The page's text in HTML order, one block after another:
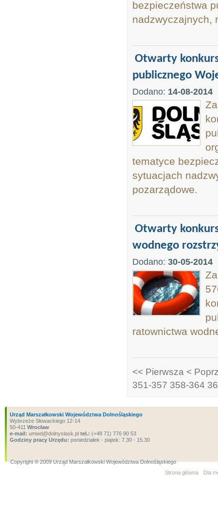
bezpieczeństwa
nadzwyczajnych,
Otwarty
publicznego
Dodano: 14-08-2014
tematyce
sytuacjach
pozarządowe.
Otwarty
wodnego
Dodano: 30-05-2014
ratownictwa
<< Pierwsza <
351-357 358-364
Urząd Marszałkowski Województwa Dolnośląskiego
Wybrzeże Słowackiego 12-14
50-411 Wrocław
e-mail: umwd@dolnyslask.pl tel.: (+48 71) 776 90 53
Godziny pracy Urzędu: poniedziałek - piątek: 7.30 - 15.30
Copyright ® 2009 Urząd Marszałkowski Województwa Dolnośląskiego
Strona główna
Dla